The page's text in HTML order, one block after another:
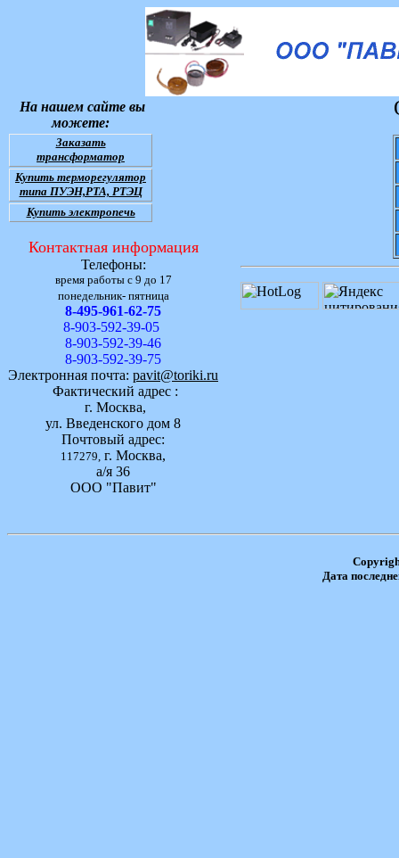
На нашем сайте вы
можете:
Заказать
трансформатор
Купить терморегулятор
типа ПУЭН,РТА, РТЭЦ
Купить электропечь
Контактная информация
Телефоны:
время работы с 9 до 17
понедельник- пятница
8-495-961-62-75
8-903-592-39-05
8-903-592-39-46
8-903-592-39-75
Электронная почта: pavit@toriki.ru
Фактический адрес :
г. Москва,
ул. Введенского дом 8
Почтовый адрес:
117279, г. Москва,
а/я 36
ООО "Павит"
Дата